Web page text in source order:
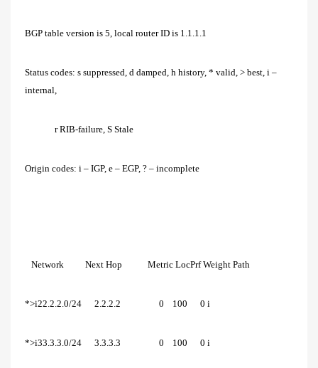
BGP table version is 5, local router ID is 1.1.1.1
Status codes: s suppressed, d damped, h history, * valid, > best, i –
internal,
r RIB-failure, S Stale
Origin codes: i – IGP, e – EGP, ? – incomplete
Network Next Hop Metric LocPrf Weight Path
*>i22.2.2.0/24 2.2.2.2 0 100 0 i
*>i33.3.3.0/24 3.3.3.3 0 100 0 i